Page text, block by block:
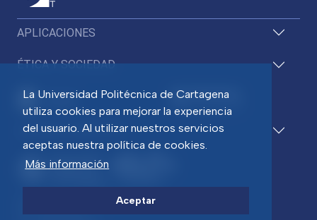
La Universidad Politécnica de Cartagena
utiliza cookies para mejorar la experiencia
del usuario. Al utilizar nuestros servicios
aceptas nuestra política de cookies.
Más información
Aceptar
ACCESOS DIRECTOS
Pza. del Cronista Isidoro Valverde
APLICACIONES
ÉTICA Y SOCIEDAD